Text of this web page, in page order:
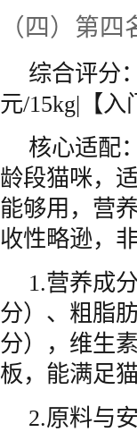
（四）第
综合评分
元/15kg|【
核心适配
龄段猫咪，
能够用，营
收性略逊，
1.营养成
分）、粗脂
分），维生
板，能满足
2.原料与